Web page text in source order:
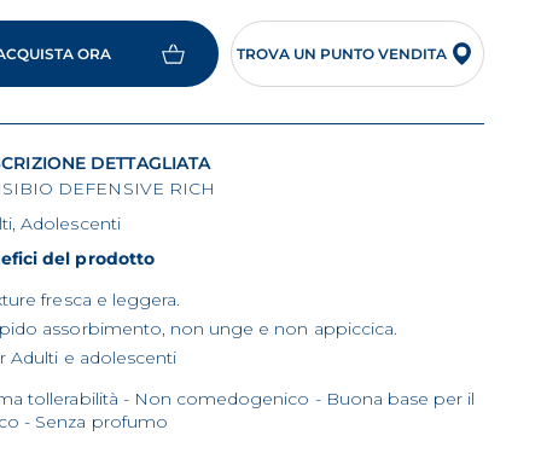
ORA TROVA UN PUNTO VENDITA
DETTAGLIATA
DEFENSIVE RICH
Adolescenti
del prodotto
fresca e leggera.
assorbimento, non unge e non appiccica.
Adulti e adolescenti
tollerabilità - Non comedogenico - Buona base per il
- Senza profumo